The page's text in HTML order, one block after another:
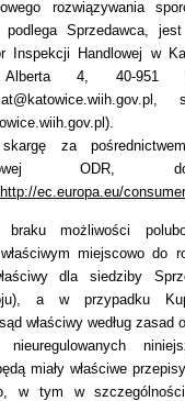
rozwiązywania
podlega Sprzedawca,
Inspekcji Handlowej w
4, 40-951
za
ODR,
http://ec.europa.eu/
możliwości
miejscowo do
dla siedziby
a w przypadku
właściwy według zasad
miały właściwe
w tym w